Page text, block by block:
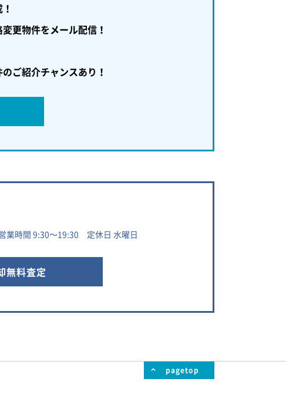
更物件をメール配信！
ご紹介チャンスあり！
業時間 9:30～19:30 定休日 水曜日
無料査定
pagetop